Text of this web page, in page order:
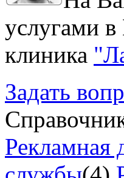
услугами в
клиника
Задать
Рекламная